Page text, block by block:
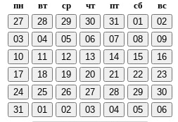
пн
вт ср чт пт сб
вс
27
28 29 30 31 01
02
03
04 05 06 07 08
09
10
11 12 13 14 15
16
17
18 19 20 21 22
23
24
25 26 27 28 29
30
31
01 02 03 04 05
06